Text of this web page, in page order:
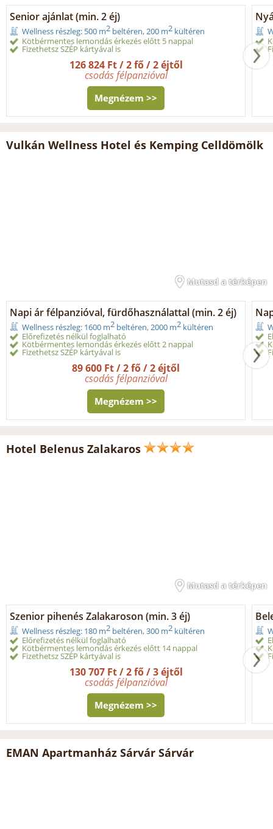
Senior ajánlat (min. 2 éj)
Wellness részleg: 500 m2 beltéren, 200 m2 kültéren
Kötbérmentes lemondás érkezés előtt 5 nappal
Fizethetsz SZÉP kártyával is
126 824 Ft / 2 fő / 2 éjtől
csodás félpanzióval
Megnézem >>
Vulkán Wellness Hotel és Kemping Celldömölk
Mutasd a térképen
Napi ár félpanzióval, fürdőhasználattal (min. 2 éj)
Wellness részleg: 1600 m2 beltéren, 2000 m2 kültéren
Előrefizetés nélkül foglalható
Kötbérmentes lemondás érkezés előtt 2 nappal
Fizethetsz SZÉP kártyával is
89 600 Ft / 2 fő / 2 éjtől
csodás félpanzióval
Megnézem >>
Hotel Belenus Zalakaros
Mutasd a térképen
Szenior pihenés Zalakaroson (min. 3 éj)
Wellness részleg: 180 m2 beltéren, 300 m2 kültéren
Előrefizetés nélkül foglalható
Kötbérmentes lemondás érkezés előtt 14 nappal
Fizethetsz SZÉP kártyával is
130 707 Ft / 2 fő / 3 éjtől
csodás félpanzióval
Megnézem >>
EMAN Apartmanház Sárvár Sárvár